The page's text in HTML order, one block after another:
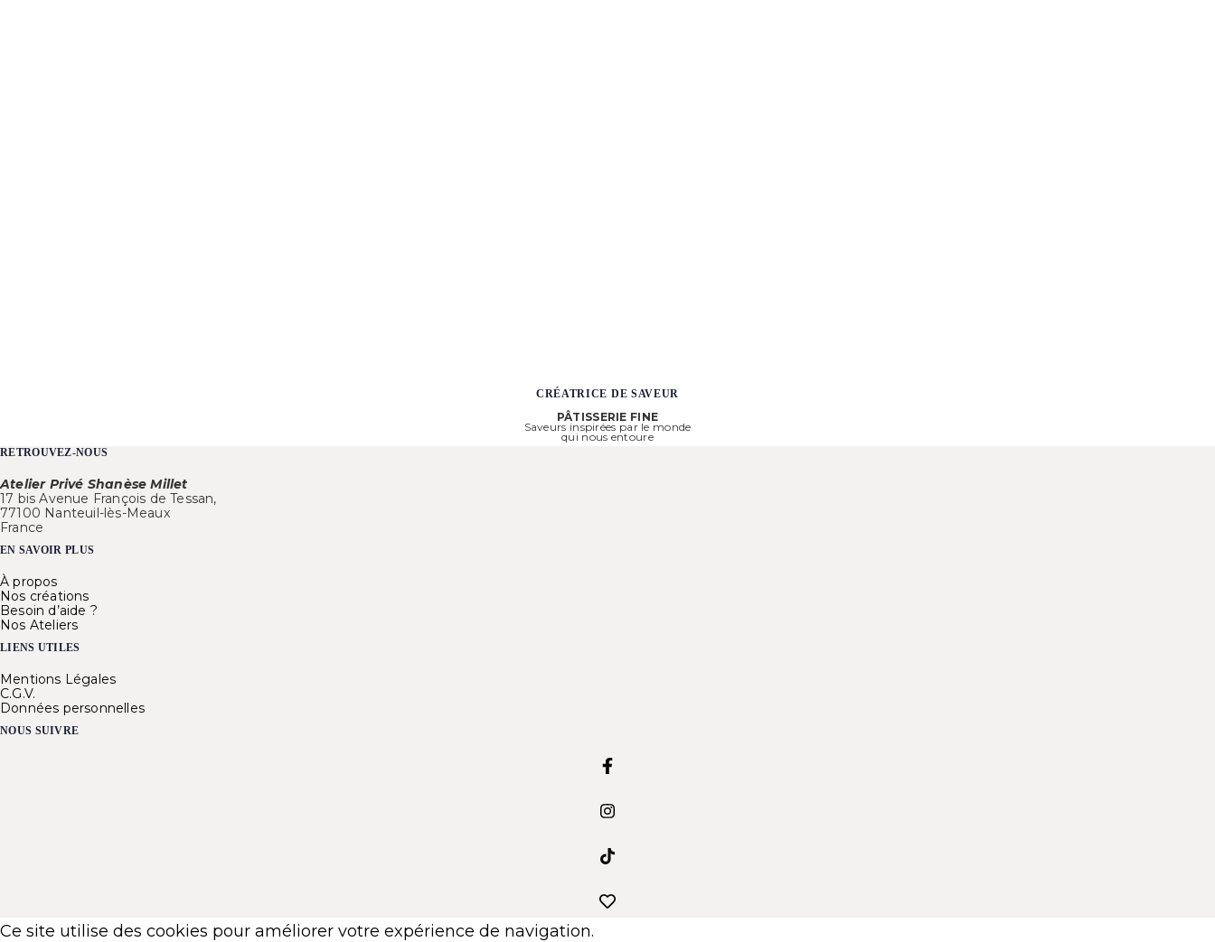
CRÉATRICE DE SAVEUR
PÂTISSERIE FINE
Saveurs inspirées par le monde
qui nous entoure
RETROUVEZ-NOUS
Atelier Privé Shanèse Millet
17 bis Avenue François de Tessan,
77100 Nanteuil-lès-Meaux
France
EN SAVOIR PLUS
À propos
Nos créations
Besoin d’aide ?
Nos Ateliers
LIENS UTILES
Mentions Légales
C.G.V.
Données personnelles
NOUS SUIVRE
Ce site utilise des cookies pour améliorer votre expérience de navigation.